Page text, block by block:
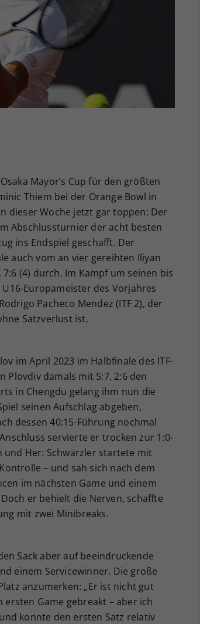
Mayor’s Cup für den größten
Thiem bei der Orange Bowl in
dieser Woche jetzt gar toppen: Der
Abschlussturnier der acht besten
ins Endspiel geschafft. Der
auch vom an vier gereihten Iliyan
(4) durch. Im Kampf um seinen bis
Europameister des Vorjahres
Pacheco Mendez (ITF 2), der
Satzverlust ist.
im April 2023 im Halbfinale des ITF-
Plovdiv damals mit 5:7, 2:6 den
in Chengdu gelang ihm nun die
seinen Aufschlag abgeben,
dessen 40:15-Führung nochmal
servierte er trocken zur 1:0-
und Her: Schwärzler startete mit
– und sah sich nach dem
im nächsten Game und einem
er behielt die Nerven, schaffte
mit zwei Minibreaks.
Sack aber auf beeindruckende
einem Servicewinner. Die große
anzumerken: „Er ist nicht gut
ersten Game gebreakt – aber ich
konnte den ersten Satz relativ
vorgenommen Einstellungen, falls der
Betreiber dies eingestellt hat.